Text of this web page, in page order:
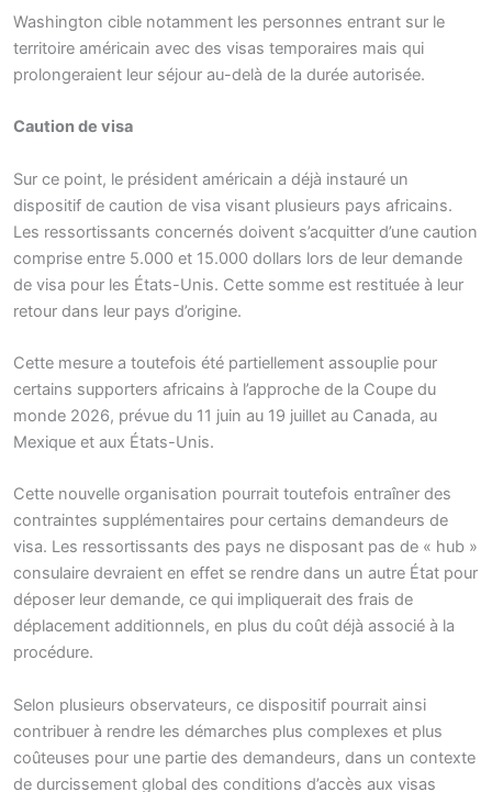
Washington cible notamment les personnes entrant sur le
territoire américain avec des visas temporaires mais qui
prolongeraient leur séjour au-delà de la durée autorisée.
Caution de visa
Sur ce point, le président américain a déjà instauré un
dispositif de caution de visa visant plusieurs pays africains.
Les ressortissants concernés doivent s’acquitter d’une caution
comprise entre 5.000 et 15.000 dollars lors de leur demande
de visa pour les États-Unis. Cette somme est restituée à leur
retour dans leur pays d’origine.
Cette mesure a toutefois été partiellement assouplie pour
certains supporters africains à l’approche de la Coupe du
monde 2026, prévue du 11 juin au 19 juillet au Canada, au
Mexique et aux États-Unis.
Cette nouvelle organisation pourrait toutefois entraîner des
contraintes supplémentaires pour certains demandeurs de
visa. Les ressortissants des pays ne disposant pas de « hub »
consulaire devraient en effet se rendre dans un autre État pour
déposer leur demande, ce qui impliquerait des frais de
déplacement additionnels, en plus du coût déjà associé à la
procédure.
Selon plusieurs observateurs, ce dispositif pourrait ainsi
contribuer à rendre les démarches plus complexes et plus
coûteuses pour une partie des demandeurs, dans un contexte
de durcissement global des conditions d’accès aux visas